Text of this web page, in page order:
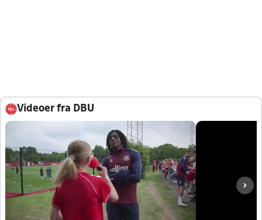
Videoer fra DBU